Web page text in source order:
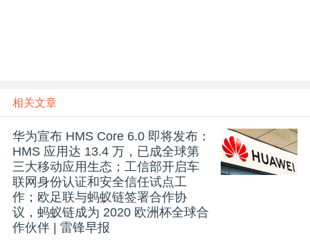
相关文章
华为宣布 HMS Core 6.0 即将发布：
HMS 应用达 13.4 万，已成全球第
三大移动应用生态；工信部开启车
联网身份认证和安全信任试点工
作；欧足联与蚂蚁链签署合作协
议，蚂蚁链成为 2020 欧洲杯全球合
作伙伴 | 雷锋早报